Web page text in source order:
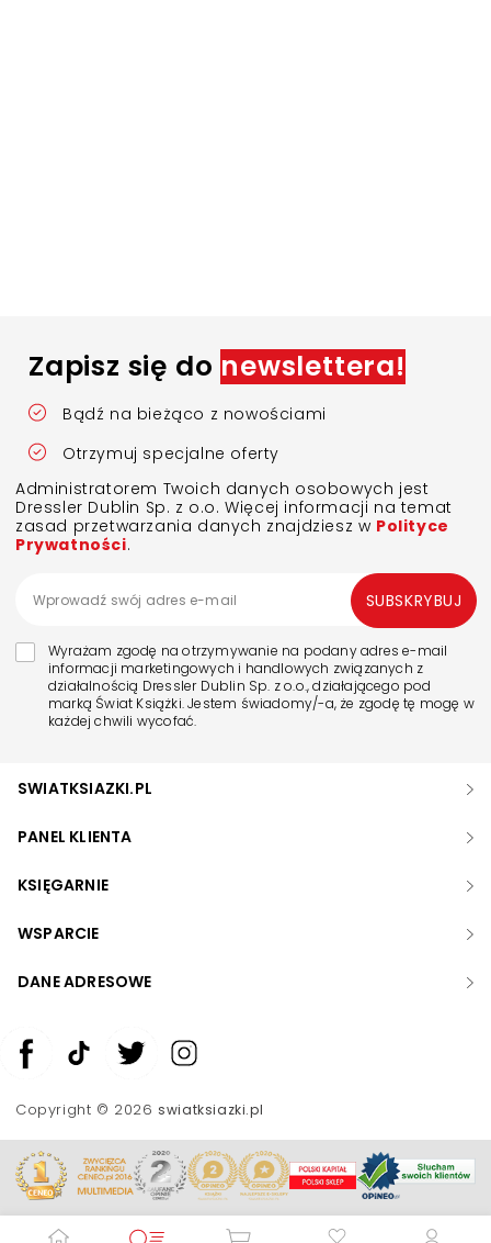
Zapisz się do newslettera!
Bądź na bieżąco z nowościami
Otrzymuj specjalne oferty
Administratorem Twoich danych osobowych jest
Dressler Dublin Sp. z o.o. Więcej informacji na temat
zasad przetwarzania danych znajdziesz w Polityce
Prywatności.
Wyrażam zgodę na otrzymywanie na podany adres e-mail
informacji marketingowych i handlowych związanych z
działalnością Dressler Dublin Sp. z o.o., działającego pod
marką Świat Książki. Jestem świadomy/-a, że zgodę tę mogę w
każdej chwili wycofać.
SUBSKRYBUJ
SWIATKSIAZKI.PL
PANEL KLIENTA
KSIĘGARNIE
WSPARCIE
DANE ADRESOWE
Copyright © 2026swiatksiazki.pl
Zwiększ rozmiar czcionki
Skala szarości